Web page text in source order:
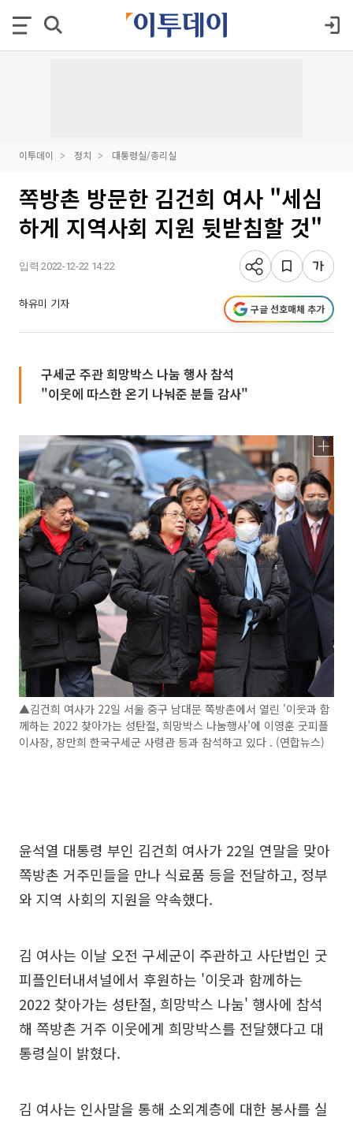
이투데이 정치 대통령실/총리실
쪽방촌 방문한 김건희 여사 "세심
하게 지역사회 지원 뒷받침할 것"
입력 2022-12-22 14:22
하유미 기자 구글 선호매체 추가
구세군 주관 희망박스 나눔 행사 참석
"이웃에 따스한 온기 나눠준 분들 감사"
▲김건희 여사가 22일 서울 중구 남대문 쪽방촌에서 열린 '이웃과 함
께하는 2022 찾아가는 성탄절, 희망박스 나눔행사'에 이영훈 굿피플
이사장, 장만희 한국구세군 사령관 등과 참석하고 있다 . (연합뉴스)
윤석열 대통령 부인 김건희 여사가 22일 연말을 맞아
쪽방촌 거주민들을 만나 식료품 등을 전달하고, 정부
와 지역 사회의 지원을 약속했다.
김 여사는 이날 오전 구세군이 주관하고 사단법인 굿
피플인터내셔널에서 후원하는 '이웃과 함께하는
2022 찾아가는 성탄절, 희망박스 나눔' 행사에 참석
해 쪽방촌 거주 이웃에게 희망박스를 전달했다고 대
통령실이 밝혔다.
김 여사는 인사말을 통해 소외계층에 대한 봉사를 실